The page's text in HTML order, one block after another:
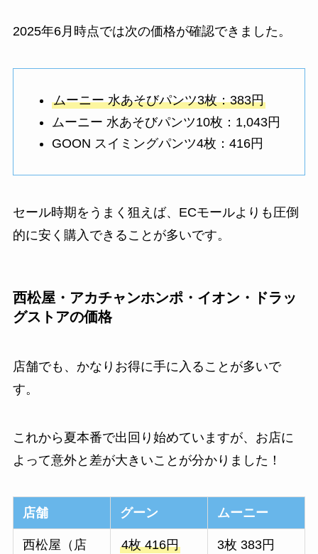
2025年6月時点では次の価格が確認できました。
ムーニー 水あそびパンツ3枚：383円
ムーニー 水あそびパンツ10枚：1,043円
GOON スイミングパンツ4枚：416円
セール時期をうまく狙えば、ECモールよりも圧倒
的に安く購入できることが多いです。
西松屋・アカチャンホンポ・イオン・ドラッ
グストアの価格
店舗でも、かなりお得に手に入ることが多いで
す。
これから夏本番で出回り始めていますが、お店に
よって意外と差が大きいことが分かりました！
店舗 グーン ムーニー
西松屋（店 4枚 416円 3枚 383円